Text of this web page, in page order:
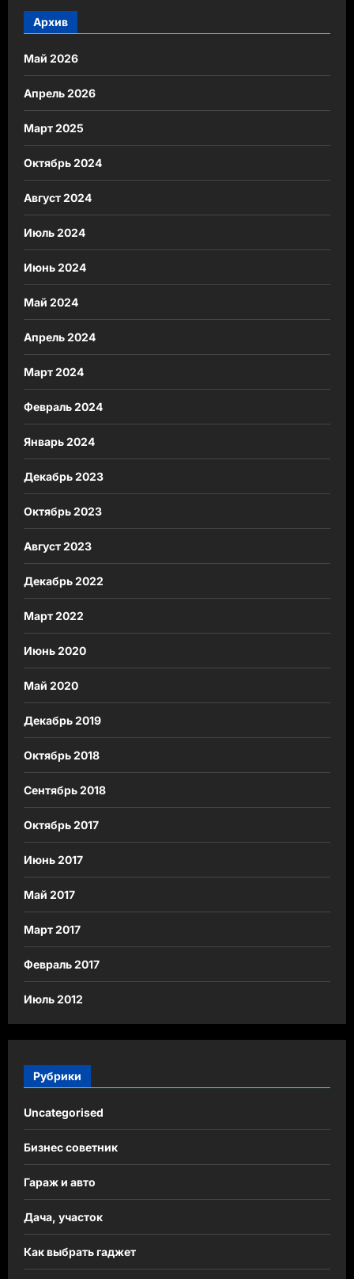
Архив
Май 2026
Апрель 2026
Март 2025
Октябрь 2024
Август 2024
Июль 2024
Июнь 2024
Май 2024
Апрель 2024
Март 2024
Февраль 2024
Январь 2024
Декабрь 2023
Октябрь 2023
Август 2023
Декабрь 2022
Март 2022
Июнь 2020
Май 2020
Декабрь 2019
Октябрь 2018
Сентябрь 2018
Октябрь 2017
Июнь 2017
Май 2017
Март 2017
Февраль 2017
Июль 2012
Рубрики
Uncategorised
Бизнес советник
Гараж и авто
Дача, участок
Как выбрать гаджет